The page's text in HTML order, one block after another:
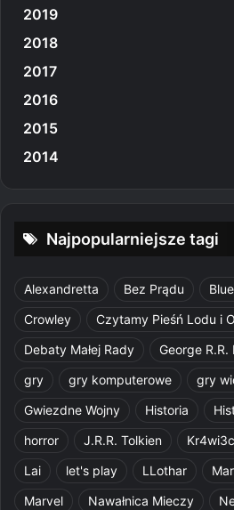
2019
2018
2017
2016
2015
2014
Najpopularniejsze tagi
Alexandretta Bez Prądu
Crowley
Czytamy Pieśń Lodu i
Debaty Małej Rady
George R.R.
gry
gry komputerowe
gry
Gwiezdne Wojny
Historia
horror
J.R.R. Tolkien Kr4wi3c
Lai
let's play LLothar
Marvel
Nawałnica Mieczy